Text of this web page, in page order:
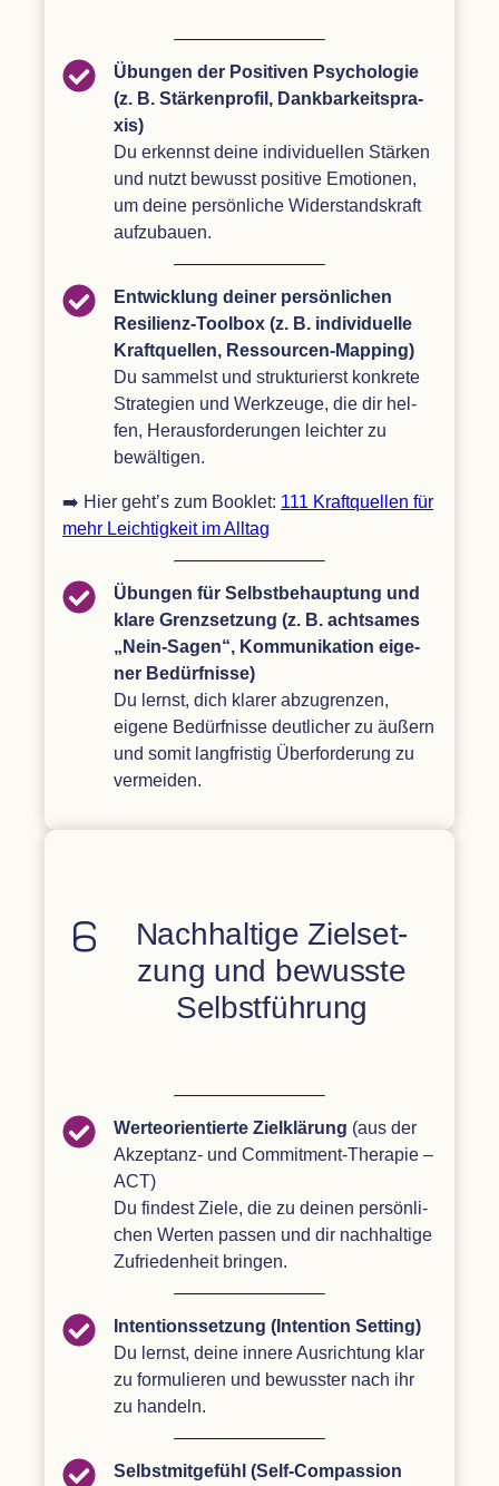
Übun­gen der Posi­ti­ven Psy­cho­lo­gie
(z. B. Stär­ken­pro­fil, Dank­bar­keits­pra­
xis)
Du erkennst deine indi­vi­du­el­len Stär­ken
und nutzt bewusst posi­tive Emo­tio­nen,
um deine per­sön­li­che Wider­stands­kraft
aufzubauen.
Ent­wick­lung dei­ner per­sön­li­chen
Resi­li­enz-Tool­box (z. B. indi­vi­du­elle
Kraft­quel­len, Res­sour­cen-Map­ping)
Du sam­melst und struk­tu­rierst kon­krete
Stra­te­gien und Werk­zeuge, die dir hel­
fen, Her­aus­for­de­run­gen leich­ter zu
bewältigen.
➡️ Hier geht’s zum Book­let: 111 Kraft­quel­len für
mehr Leich­tig­keit im Alltag
Übun­gen für Selbst­be­haup­tung und
klare Grenz­set­zung (z. B. acht­sa­mes
„ Nein-Sagen“, Kom­mu­ni­ka­tion eige­
ner Bedürf­nisse)
Du lernst, dich kla­rer abzu­gren­zen,
eigene Bedürf­nisse deut­li­cher zu äußern
und somit lang­fris­tig Über­for­de­rung zu
vermeiden.
Nach­hal­tige Ziel­set­
zung und bewusste
Selbstführung
Wer­te­ori­en­tierte Ziel­klä­rung (aus der
Akzep­tanz- und Com­mit­ment-The­ra­pie –
ACT)
Du fin­dest Ziele, die zu dei­nen per­sön­li­
chen Wer­ten pas­sen und dir nach­hal­tige
Zufrie­den­heit bringen.
Inten­ti­ons­set­zung (Inten­tion Set­ting)
Du lernst, deine innere Aus­rich­tung klar
zu for­mu­lie­ren und bewuss­ter nach ihr
zu handeln.
Selbst­mit­ge­fühl (Self-Com­pas­sion